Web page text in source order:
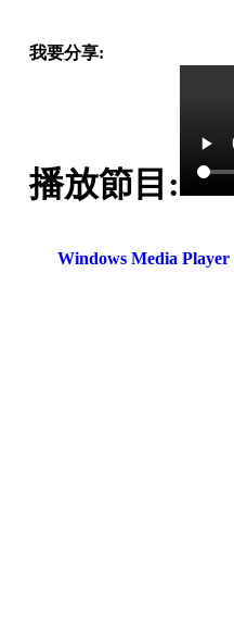
我要分享:
播放節目:
Windows Media